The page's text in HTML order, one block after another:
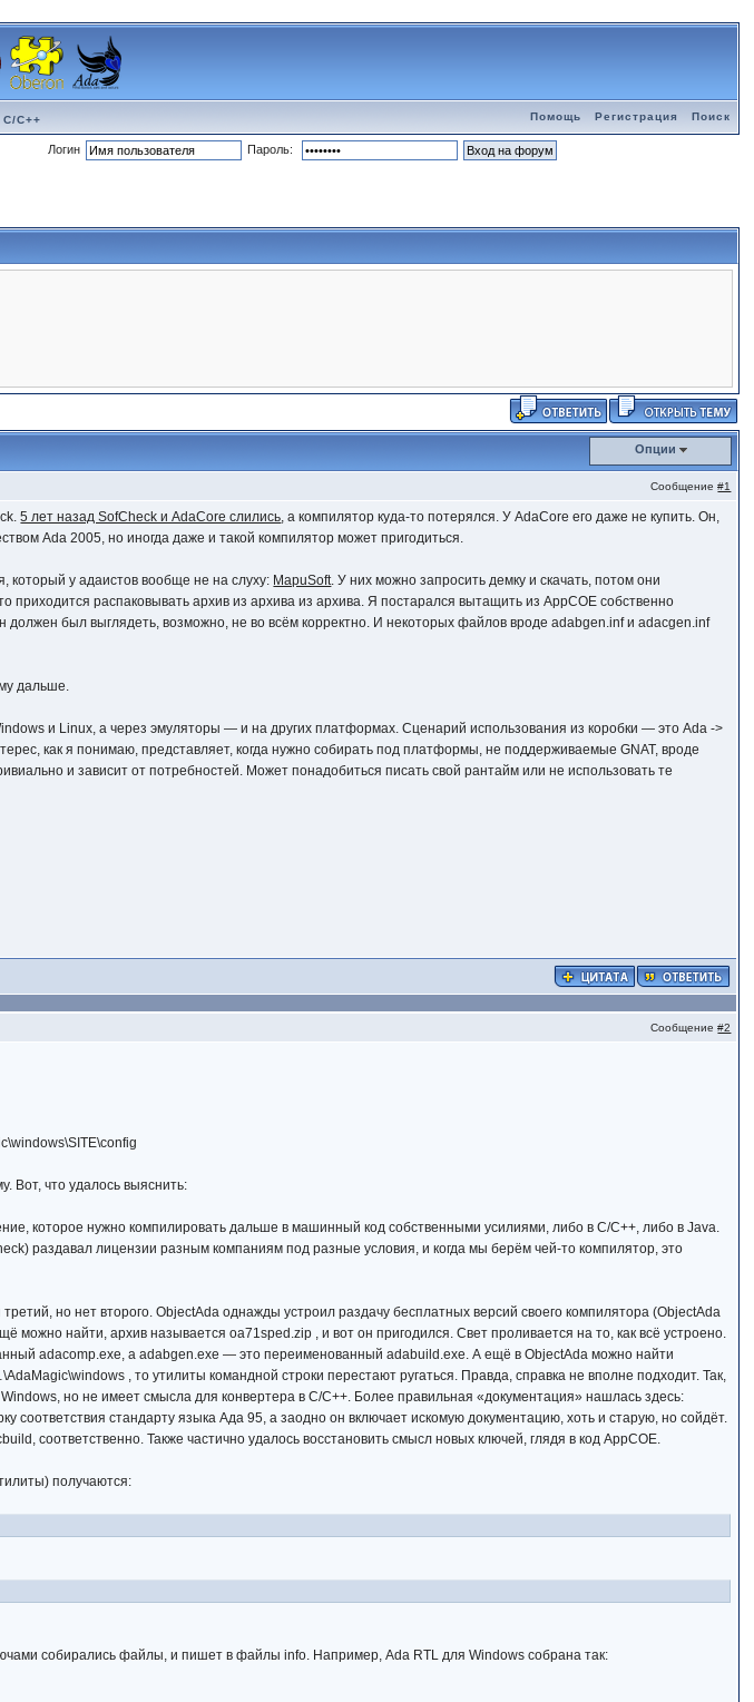
C++ Помощь Регистрация Поиск
Логин Пароль:
Опции
Сообщение#1
5 лет назад SofCheck и AdaCore слились, а компилятор куда-то потерялся. У AdaCore его даже не купить. Он,
Ada 2005, но иногда даже и такой компилятор может пригодиться.
который у адаистов вообще не на слуху: MapuSoft. У них можно запросить демку и скачать, потом они
приходится распаковывать архив из архива из архива. Я постарался вытащить из AppCOE собственно
должен был выглядеть, возможно, не во всём корректно. И некоторых файлов вроде adabgen.inf и adacgen.inf
дальше.
и Linux, а через эмуляторы — и на других платформах. Сценарий использования из коробки — это Ada ->
как я понимаю, представляет, когда нужно собирать под платформы, не поддерживаемые GNAT, вроде
и зависит от потребностей. Может понадобиться писать свой рантайм или не использовать те
Сообщение#2
Вот, что удалось выяснить:
которое нужно компилировать дальше в машинный код собственными усилиями, либо в C/C++, либо в Java.
раздавал лицензии разным компаниям под разные условия, и когда мы берём чей-то компилятор, это
но нет второго. ObjectAda однажды устроил раздачу бесплатных версий своего компилятора (ObjectAda
можно найти, архив называется oa71sped.zip , и вот он пригодился. Свет проливается на то, как всё устроено.
adacomp.exe, а adabgen.exe — это переименованный adabuild.exe. А ещё в ObjectAda можно найти
, то утилиты командной строки перестают ругаться. Правда, справка не вполне подходит. Так,
но не имеет смысла для конвертера в C/C++. Более правильная «документация» нашлась здесь:
соответствия стандарту языка Ада 95, а заодно он включает искомую документацию, хоть и старую, но сойдёт.
соответственно. Также частично удалось восстановить смысл новых ключей, глядя в код AppCOE.
получаются:
собирались файлы, и пишет в файлы info. Например, Ada RTL для Windows собрана так: